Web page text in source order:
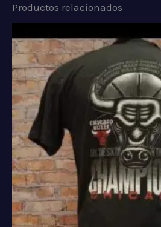
Productos relacionados